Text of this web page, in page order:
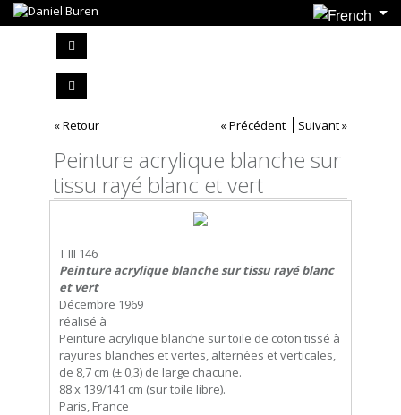
« Retour « Précédent Suivant »
Peinture acrylique blanche sur
tissu rayé blanc et vert
T III 146
Peinture acrylique blanche sur tissu rayé blanc
et vert
Décembre 1969
réalisé à
Peinture acrylique blanche sur toile de coton tissé à
rayures blanches et vertes, alternées et verticales,
de 8,7 cm (± 0,3) de large chacune.
88 x 139/141 cm (sur toile libre).
Paris, France